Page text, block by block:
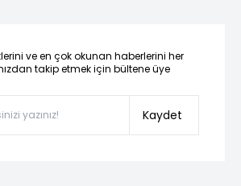
ve en çok okunan haberlerini her
takip etmek için bültene üye
Kaydet